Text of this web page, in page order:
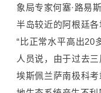
象局专家何塞·路易
半岛较近的阿根廷
“比正常水平高出20
人员说，由于过去
埃斯佩兰萨南极科